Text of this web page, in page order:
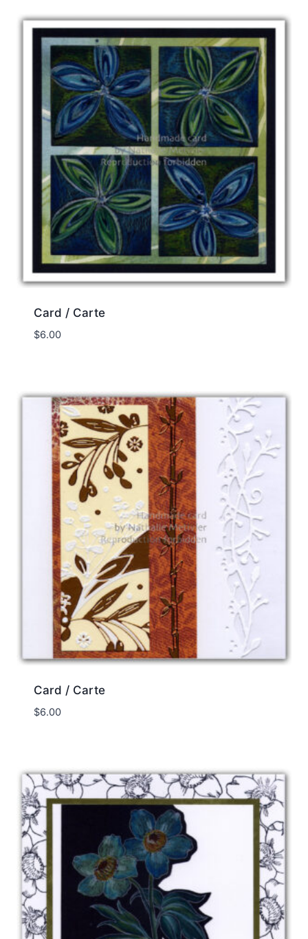
Card / Carte
$6.00
Card / Carte
$6.00